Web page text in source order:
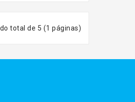
total de 5 (1 páginas)